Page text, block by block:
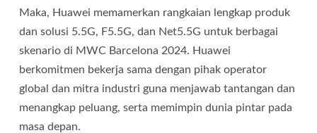
Maka, Huawei memamerkan rangkaian lengkap produk
dan solusi 5.5G, F5.5G, dan Net5.5G untuk berbagai
skenario di MWC Barcelona 2024. Huawei
berkomitmen bekerja sama dengan pihak operator
global dan mitra industri guna menjawab tantangan dan
menangkap peluang, serta memimpin dunia pintar pada
masa depan.